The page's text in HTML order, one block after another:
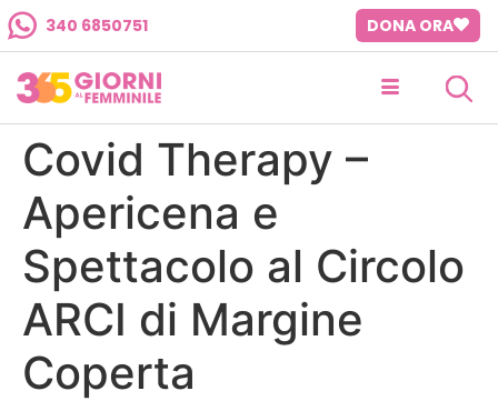
340 6850751 DONA ORA
Covid Therapy –
Apericena e
Spettacolo al Circolo
ARCI di Margine
Coperta